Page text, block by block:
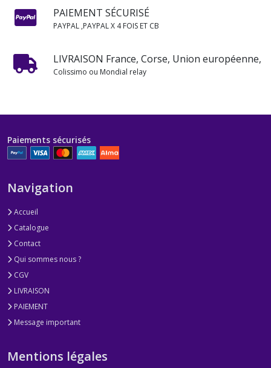
PAIEMENT SÉCURISÉ
PAYPAL ,PAYPAL X 4 FOIS ET CB
LIVRAISON France, Corse, Union européenne,
Colissimo ou Mondial relay
Paiements sécurisés
Navigation
Accueil
Catalogue
Contact
Qui sommes nous ?
CGV
LIVRAISON
PAIEMENT
Message important
Mentions légales